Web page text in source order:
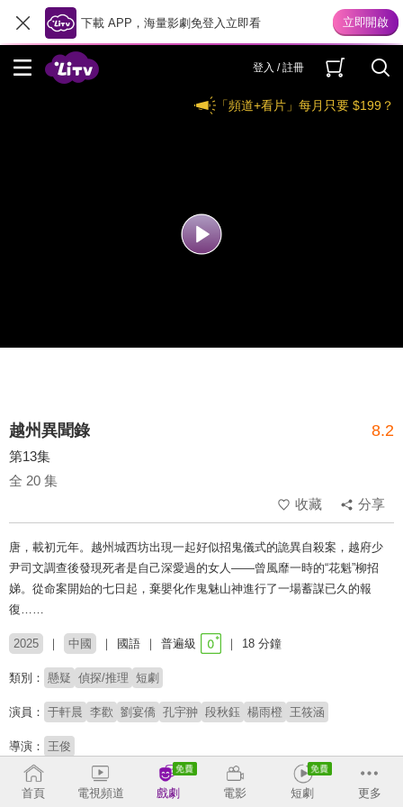
下載 APP，海量影劇免登入立即看
登入 / 註冊
「頻道+看片」每月只要 $199？
越州異聞錄 8.2
第13集
全 20 集
收藏
分享
唐，載初元年。越州城西坊出現一起好似招鬼儀式的詭異自殺案，越府少
尹司文調查後發現死者是自己深愛過的女人——曾風靡一時的“花魁”柳招
娣。從命案開始的七日起，棄嬰化作鬼魅山神進行了一場蓄謀已久的報
復……
2025 中國 國語 普遍級 18 分鐘
類別： 懸疑 偵探/推理 短劇
演員： 于軒晨 李歡 劉宴僑 孔宇翀 段秋鈺 楊雨橙 王筱涵
導演： 王俊
# 短劇推薦 # 熱門短劇
# 免費短劇
首頁
電視頻道 戲劇 電影 短劇 更多